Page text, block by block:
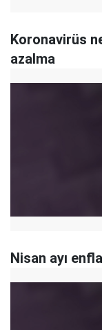
Koronavirüs
azalma
Nisan ayı